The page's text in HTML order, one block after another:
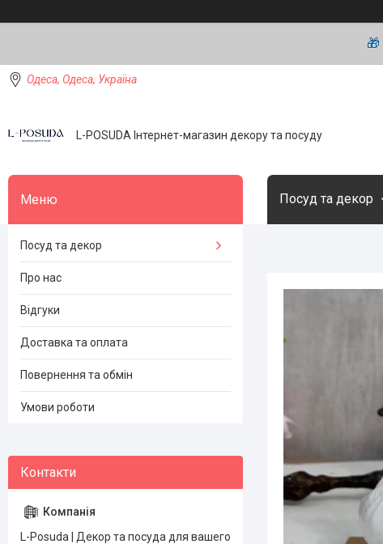
🎁
Одеса, Одеса, Україна
L-POSUDA Інтернет-магазин декору та посуду
Посуд та декор
Посуд та декор
Про нас
Відгуки
Доставка та оплата
Повернення та обмін
Умови роботи
L-Posuda | Декор та посуда для вашего